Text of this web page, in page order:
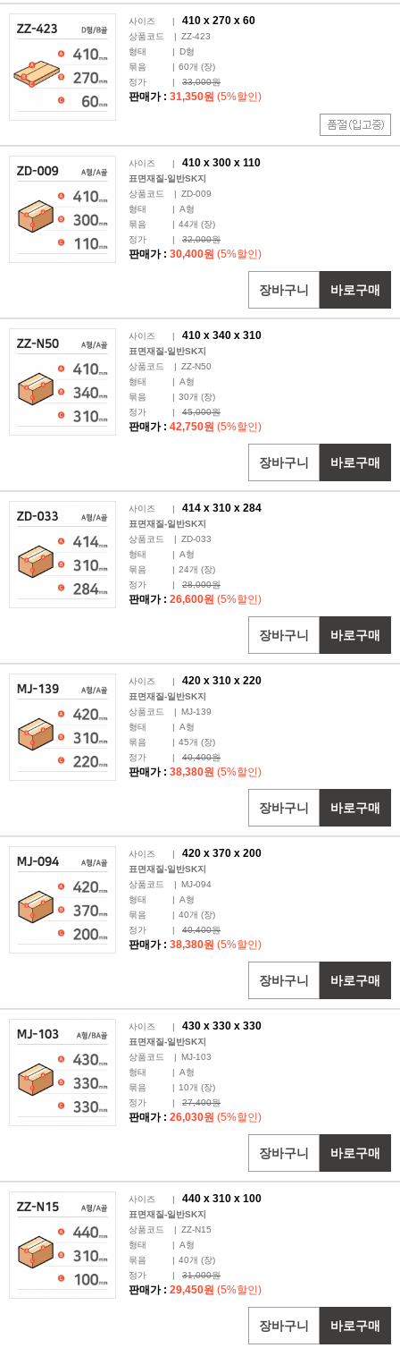
사이즈 410 x 270 x 60
상품코드
ZZ-423
형태
D형
묶음
60개 (장)
정가
33,000원
판매가 : 31,350원 (5%할인)
사이즈 410 x 300 x 110
표면재질-일반SK지
상품코드
ZD-009
형태
A형
묶음
44개 (장)
정가
32,000원
판매가 : 30,400원 (5%할인)
바로구매
장바구니
사이즈 410 x 340 x 310
표면재질-일반SK지
상품코드
ZZ-N50
형태
A형
묶음
30개 (장)
정가
45,000원
판매가 : 42,750원 (5%할인)
바로구매
장바구니
사이즈 414 x 310 x 284
표면재질-일반SK지
상품코드
ZD-033
형태
A형
묶음
24개 (장)
정가
28,000원
판매가 : 26,600원 (5%할인)
바로구매
장바구니
사이즈 420 x 310 x 220
표면재질-일반SK지
상품코드
MJ-139
형태
A형
묶음
45개 (장)
정가
40,400원
판매가 : 38,380원 (5%할인)
바로구매
장바구니
사이즈 420 x 370 x 200
표면재질-일반SK지
상품코드
MJ-094
형태
A형
묶음
40개 (장)
정가
40,400원
판매가 : 38,380원 (5%할인)
바로구매
장바구니
사이즈 430 x 330 x 330
표면재질-일반SK지
상품코드
MJ-103
형태
A형
묶음
10개 (장)
정가
27,400원
판매가 : 26,030원 (5%할인)
바로구매
장바구니
사이즈 440 x 310 x 100
표면재질-일반SK지
상품코드
ZZ-N15
형태
A형
묶음
40개 (장)
정가
31,000원
판매가 : 29,450원 (5%할인)
바로구매
장바구니